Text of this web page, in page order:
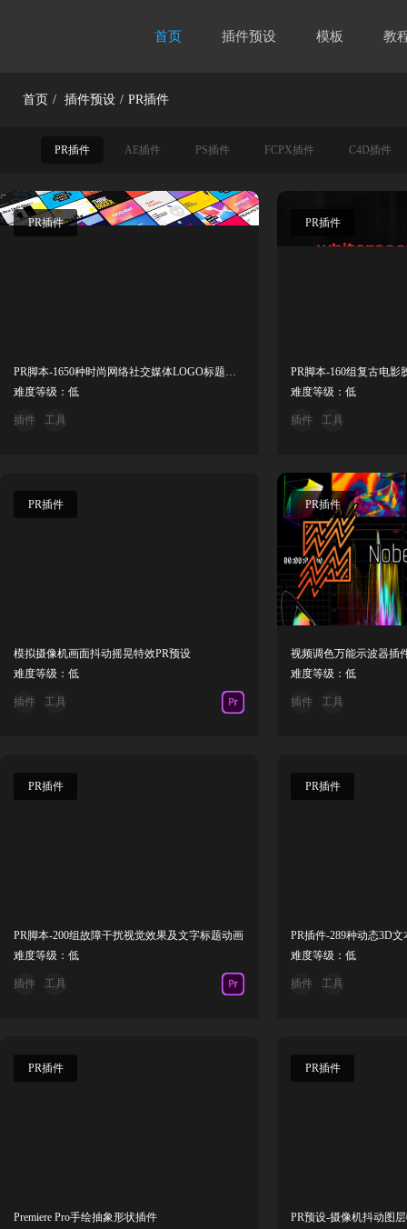
首页 插件预设 模板 教
首页 / 插件预设 / PR插件
PR插件 AE插件 PS插件 FCPX插件 C4D插件
PR插件
PR脚本-1650种时尚网络社交媒体LOGO标题图文排版设计动画 Hyper V3.1
难度等级：低
插件 工具
PR插件
难度等级：低
插件 工具
PR插件
模拟摄像机画面抖动摇晃特效PR预设
难度等级：低
插件 工具
PR插件
难度等级：低
插件 工具
PR插件
PR脚本-200组故障干扰视觉效果及文字标题动画
难度等级：低
插件 工具
PR插件
难度等级：低
插件 工具
PR插件
Premiere Pro手绘抽象形状插件
PR插件
PR预设-摄像机抖动图